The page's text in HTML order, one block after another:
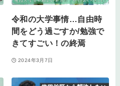
令和の大学事情…自由時
間をどう過ごすか/勉強で
きてすごい！の終焉
2024年3月7日